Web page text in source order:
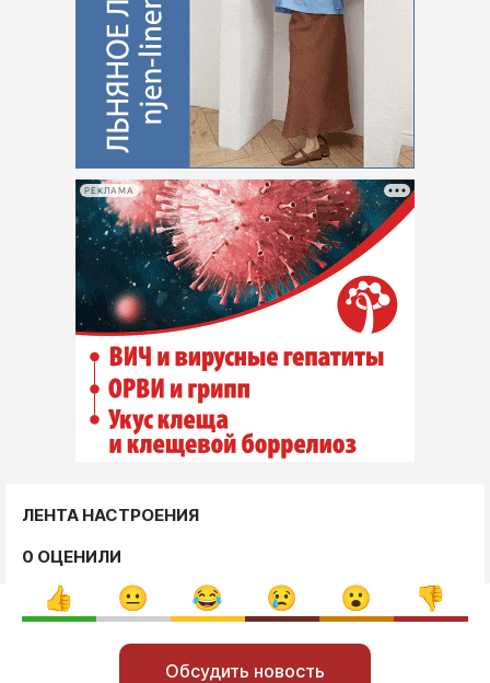
РЕКЛАМА
ЛЕНТА НАСТРОЕНИЯ
0 ОЦЕНИЛИ
Обсудить новость